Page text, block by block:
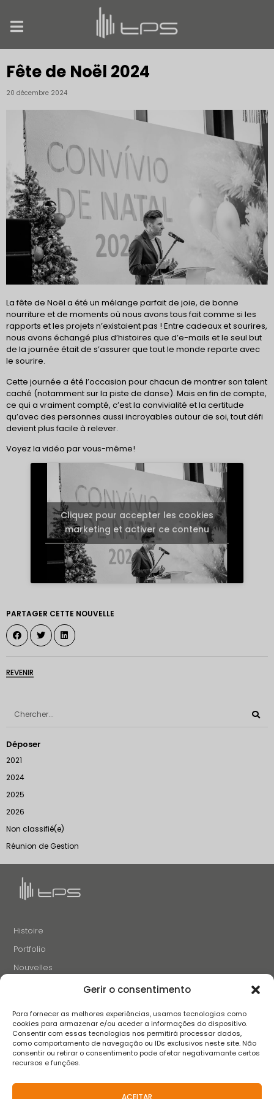
Gerir o consentimento
Para fornecer as melhores experiências, usamos tecnologias como
cookies para armazenar e/ou aceder a informações do dispositivo.
Consentir com essas tecnologias nos permitirá processar dados,
como comportamento de navegação ou IDs exclusivos neste site. Não
consentir ou retirar o consentimento pode afetar negativamante certos
recursos e funções.
ACEITAR
Fête de Noël 2024
20 décembre 2024
La fête de Noël a été un mélange parfait de joie, de bonne
nourriture et de moments où nous avons tous fait comme si les
rapports et les projets n’existaient pas ! Entre cadeaux et sourires,
nous avons échangé plus d’histoires que d’e-mails et le seul but
de la journée était de s’assurer que tout le monde reparte avec
le sourire.
Cette journée a été l’occasion pour chacun de montrer son talent
caché (notamment sur la piste de danse). Mais en fin de compte,
ce qui a vraiment compté, c’est la convivialité et la certitude
qu’avec des personnes aussi incroyables autour de soi, tout défi
devient plus facile à relever.
Voyez la vidéo par vous-même!
Cliquez pour accepter les cookies
marketing et activer ce contenu
PARTAGER CETTE NOUVELLE
REVENIR
Déposer
2021
2024
2025
2026
Non classifié(e)
Réunion de Gestion
Histoire
Portfolio
Nouvelles
Projets et Initiatives
Contacts
SUIVEZ-NOUS